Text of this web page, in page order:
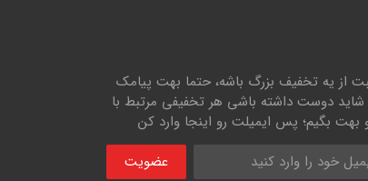
از یه تخفیف بزرگ باشه، حتما بهت پیامک
شاید دوست داشته باشی هر تخفیفی مرتبط با
بهت بگیم؛ پس ایمیلت رو اینجا وارد کن
عضویت